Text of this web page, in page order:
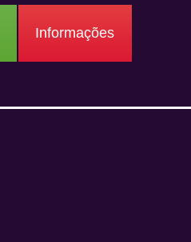
Informações